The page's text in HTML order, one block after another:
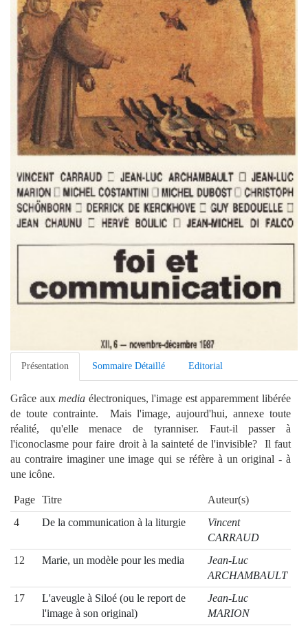
Présentation Sommaire Détaillé Editorial
Grâce auxmedia électroniques, l'image est apparemment libérée
de toute contrainte. Mais l'image, aujourd'hui, annexe toute
réalité, qu'elle menace de tyranniser. Faut-il passer à
l'iconoclasme pour faire droit à la sainteté de l'invisible? Il faut
au contraire imaginer une image qui se réfère à un original - à
une icône.
Page Titre
Auteur(s)
4
De la communication à la liturgie
Vincent
CARRAUD
12
Marie, un modèle pour les media
Jean-Luc
ARCHAMBAULT
17
L'aveugle à Siloé (ou le report de
l'image à son original)
Jean-Luc
MARION